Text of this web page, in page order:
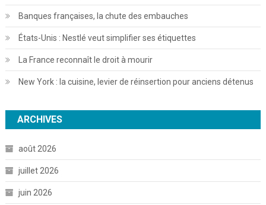
Banques françaises, la chute des embauches
États-Unis : Nestlé veut simplifier ses étiquettes
La France reconnaît le droit à mourir
New York : la cuisine, levier de réinsertion pour anciens détenus
ARCHIVES
août 2026
juillet 2026
juin 2026